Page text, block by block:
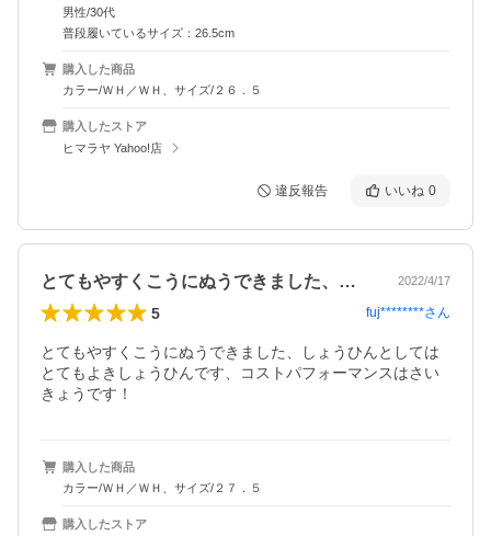
男性/30代
普段履いているサイズ：26.5cm
購入した商品
カラー/ＷＨ／ＷＨ、サイズ/２６．５
購入したストア
ヒマラヤ Yahoo!店
違反報告 いいね 0
とてもやすくこうにぬうできました、しょ… 2022/4/17
5 fuj********さん
とてもやすくこうにぬうできました、しょうひんとしては
とてもよきしょうひんです、コストパフォーマンスはさい
きょうです！
購入した商品
カラー/ＷＨ／ＷＨ、サイズ/２７．５
購入したストア